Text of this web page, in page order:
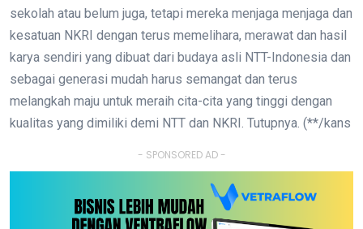
sekolah atau belum juga, tetapi mereka menjaga menjaga dan
kesatuan NKRI dengan terus memelihara, merawat dan hasil
karya sendiri yang dibuat dari budaya asli NTT-Indonesia dan
sebagai generasi mudah harus semangat dan terus
melangkah maju untuk meraih cita-cita yang tinggi dengan
kualitas yang dimiliki demi NTT dan NKRI. Tutupnya. (**/kans
- SPONSORED AD -